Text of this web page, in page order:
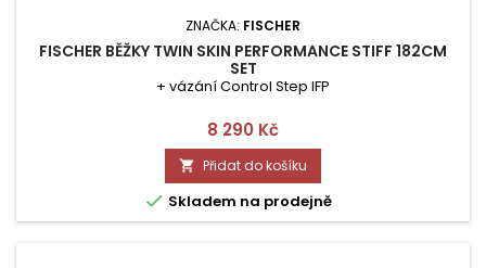
ZNAČKA: FISCHER
FISCHER BĚŽKY TWIN SKIN PERFORMANCE STIFF 182CM
SET
+ vázání Control Step IFP
Cena
8 290 Kč
 Přidat do košíku
 Skladem na prodejně